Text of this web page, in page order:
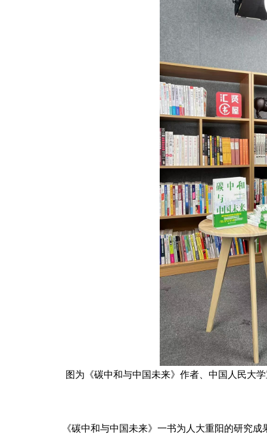
图为《碳中和与中国未来》作者、中国人民大
《碳中和与中国未来》一书为人大重阳的研究